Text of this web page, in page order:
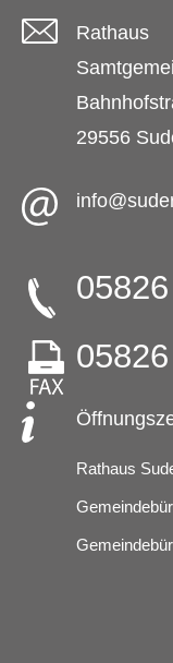
Rathaus
29556
Rathaus